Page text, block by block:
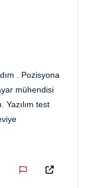
. Pozisyona
mühendisi
Yazılım test